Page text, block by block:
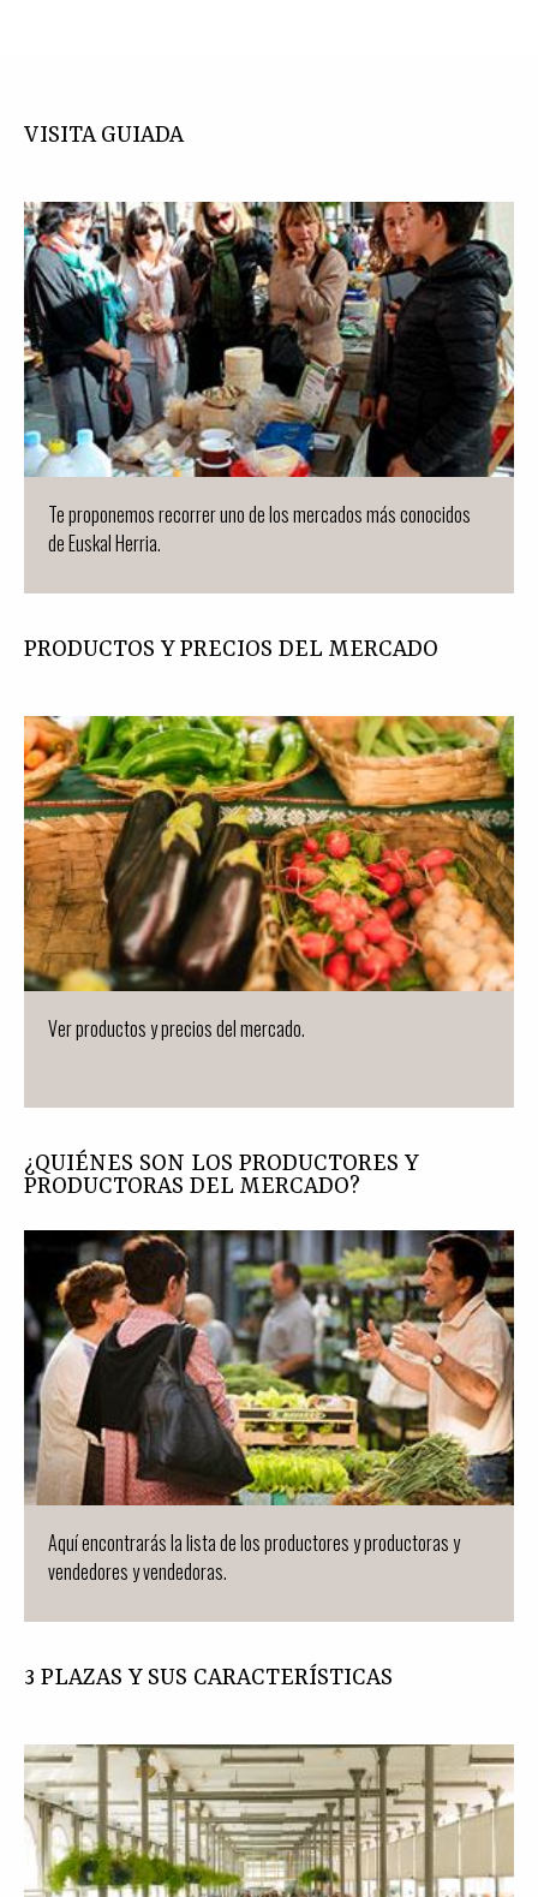
VISITA GUIADA
Te proponemos recorrer uno de los mercados más conocidos
de Euskal Herria.
PRODUCTOS Y PRECIOS DEL MERCADO
Ver productos y precios del mercado.
¿QUIÉNES SON LOS PRODUCTORES Y
PRODUCTORAS DEL MERCADO?
Aquí encontrarás la lista de los productores y productoras y
vendedores y vendedoras.
3 PLAZAS Y SUS CARACTERÍSTICAS